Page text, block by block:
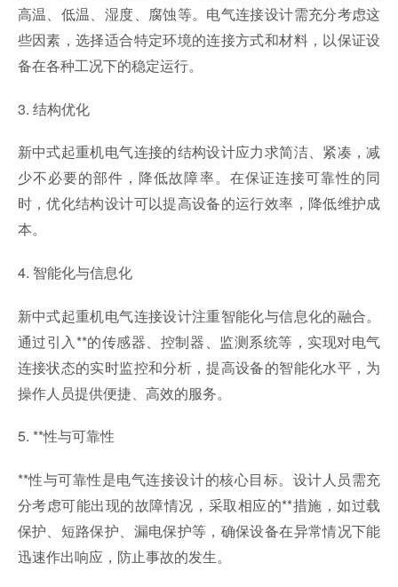
高温、低温、湿度、腐蚀等。电气连接设计需充分考虑这
些因素，选择适合特定环境的连接方式和材料，以保证设
备在各种工况下的稳定运行。
3. 结构优化
新中式起重机电气连接的结构设计应力求简洁、紧凑，减
少不必要的部件，降低故障率。在保证连接可靠性的同
时，优化结构设计可以提高设备的运行效率，降低维护成
本。
4. 智能化与信息化
新中式起重机电气连接设计注重智能化与信息化的融合。
通过引入**的传感器、控制器、监测系统等，实现对电气
连接状态的实时监控和分析，提高设备的智能化水平，为
操作人员提供便捷、高效的服务。
5. **性与可靠性
**性与可靠性是电气连接设计的核心目标。设计人员需充
分考虑可能出现的故障情况，采取相应的**措施，如过载
保护、短路保护、漏电保护等，确保设备在异常情况下能
迅速作出响应，防止事故的发生。